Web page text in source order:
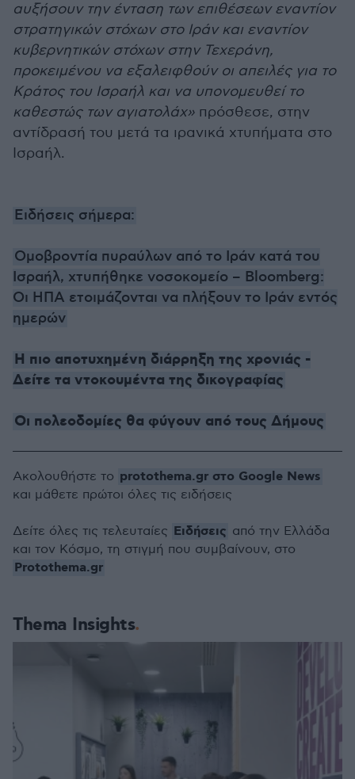
αυξήσουν την ένταση των επιθέσεων εναντίον
στρατηγικών στόχων στο Ιράν και εναντίον
κυβερνητικών στόχων στην Τεχεράνη,
προκειμένου να εξαλειφθούν οι απειλές για το
Κράτος του Ισραήλ και να υπονομευθεί το
καθεστώς των αγιατολάχ» πρόσθεσε, στην
αντίδρασή του μετά τα ιρανικά χτυπήματα στο
Ισραήλ.
Ειδήσεις σήμερα:
Ομοβροντία πυραύλων από το Ιράν κατά του
Ισραήλ, χτυπήθηκε νοσοκομείο – Bloomberg:
Οι ΗΠΑ ετοιμάζονται να πλήξουν το Ιράν εντός
ημερών
Η πιο αποτυχημένη διάρρηξη της χρονιάς -
Δείτε τα ντοκουμέντα της δικογραφίας
Oι πολεοδομίες θα φύγουν από τους Δήμους
Thema Insights
Ακολουθήστε το protothema.gr στο Google News
και μάθετε πρώτοι όλες τις ειδήσεις
Δείτε όλες τις τελευταίες Ειδήσεις από την Ελλάδα
και τον Κόσμο, τη στιγμή που συμβαίνουν, στο
Protothema.gr